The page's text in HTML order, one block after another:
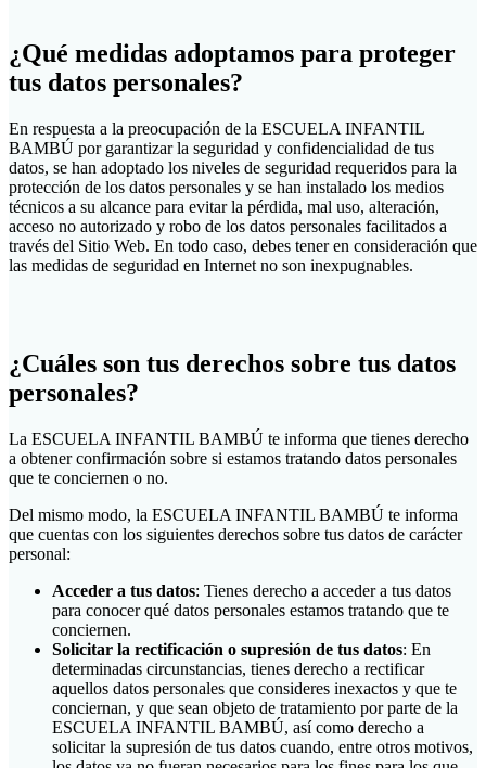
¿Qué medidas adoptamos para proteger
tus datos personales?
En respuesta a la preocupación de la ESCUELA INFANTIL
BAMBÚ por garantizar la seguridad y confidencialidad de tus
datos, se han adoptado los niveles de seguridad requeridos para la
protección de los datos personales y se han instalado los medios
técnicos a su alcance para evitar la pérdida, mal uso, alteración,
acceso no autorizado y robo de los datos personales facilitados a
través del Sitio Web. En todo caso, debes tener en consideración que
las medidas de seguridad en Internet no son inexpugnables.
¿Cuáles son tus derechos sobre tus datos
personales?
La ESCUELA INFANTIL BAMBÚ te informa que tienes derecho
a obtener confirmación sobre si estamos tratando datos personales
que te conciernen o no.
Del mismo modo, la ESCUELA INFANTIL BAMBÚ te informa
que cuentas con los siguientes derechos sobre tus datos de carácter
personal:
Acceder a tus datos: Tienes derecho a acceder a tus datos
para conocer qué datos personales estamos tratando que te
conciernen.
Solicitar la rectificación o supresión de tus datos: En
determinadas circunstancias, tienes derecho a rectificar
aquellos datos personales que consideres inexactos y que te
conciernan, y que sean objeto de tratamiento por parte de la
ESCUELA INFANTIL BAMBÚ, así como derecho a
solicitar la supresión de tus datos cuando, entre otros motivos,